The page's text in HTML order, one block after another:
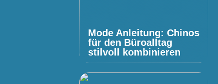
Mode Anleitung: Chinos
für den Büroalltag
stilvoll kombinieren